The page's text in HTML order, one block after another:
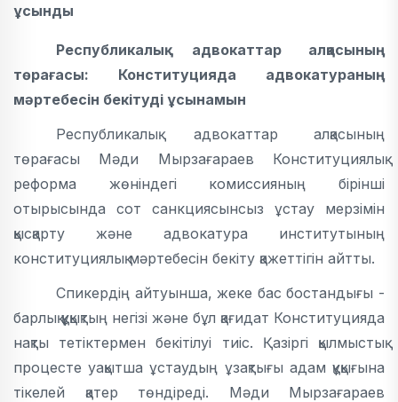
ұсынды
Республикалық адвокаттар алқасының
төрағасы: Конституцияда адвокатураның
мәртебесін бекітуді ұсынамын
Республикалық адвокаттар алқасының
төрағасы Мәди Мырзағараев Конституциялық
реформа жөніндегі комиссияның бірінші
отырысында сот санкциясынсыз ұстау мерзімін
қысқарту және адвокатура институтының
конституциялық мәртебесін бекіту қажеттігін айтты.
Спикердің айтуынша, жеке бас бостандығы -
барлық құқықтың негізі және бұл қағидат Конституцияда
нақты тетіктермен бекітілуі тиіс. Қазіргі қылмыстық
процесте уақытша ұстаудың ұзақтығы адам құқығына
тікелей қатер төндіреді. Мәди Мырзағараев